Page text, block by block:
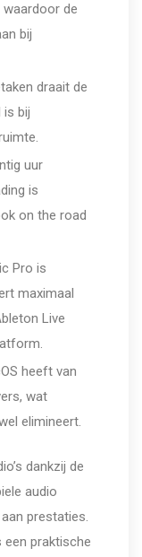
de
bij
draait de
is bij
uur
is
on the road
Pro is
maximaal
Live
heeft van
wat
elimineert.
dankzij de
audio
prestaties.
een praktische